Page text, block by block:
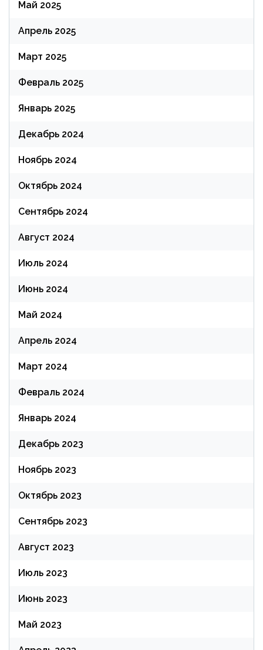
Май 2025
Апрель 2025
Март 2025
Февраль 2025
Январь 2025
Декабрь 2024
Ноябрь 2024
Октябрь 2024
Сентябрь 2024
Август 2024
Июль 2024
Июнь 2024
Май 2024
Апрель 2024
Март 2024
Февраль 2024
Январь 2024
Декабрь 2023
Ноябрь 2023
Октябрь 2023
Сентябрь 2023
Август 2023
Июль 2023
Июнь 2023
Май 2023